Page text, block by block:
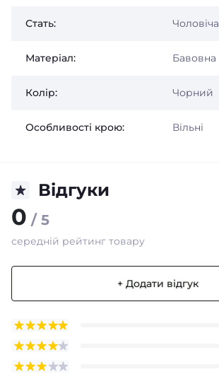
Стать: Чоловіча
Матеріал: Бавовна
Колір: Чорний
Особливості крою: Вільні
Відгуки
0 / 5
середній рейтинг товару
+ Додати відгук